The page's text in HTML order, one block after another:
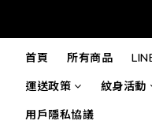
首頁 所有商品
運送政策
紋身活動
用戶隱私協議